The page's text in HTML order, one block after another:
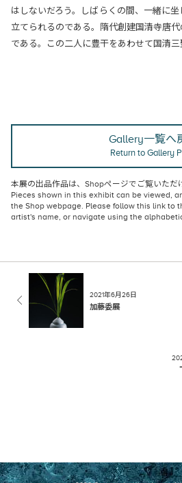
はしないだろう。しばらくの間、一緒に
立てられるのである。隋代創建国清寺唐
である。この二人に豊干をあわせて国清
Gallery一覧へ
Return to Gallery
本展の出品作品は、 Shopページでご覧いただ
Pieces shown in this exhibit can be viewed,
the Shop webpage. Please follow this link to
artist's name, or navigate using the
2021年6月26日
加藤委展